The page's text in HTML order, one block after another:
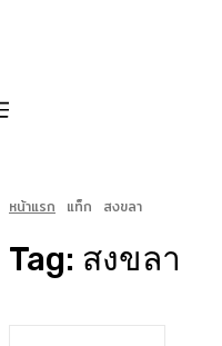
หน้าแรก แท็ก สงขลา
Tag: สงขลา